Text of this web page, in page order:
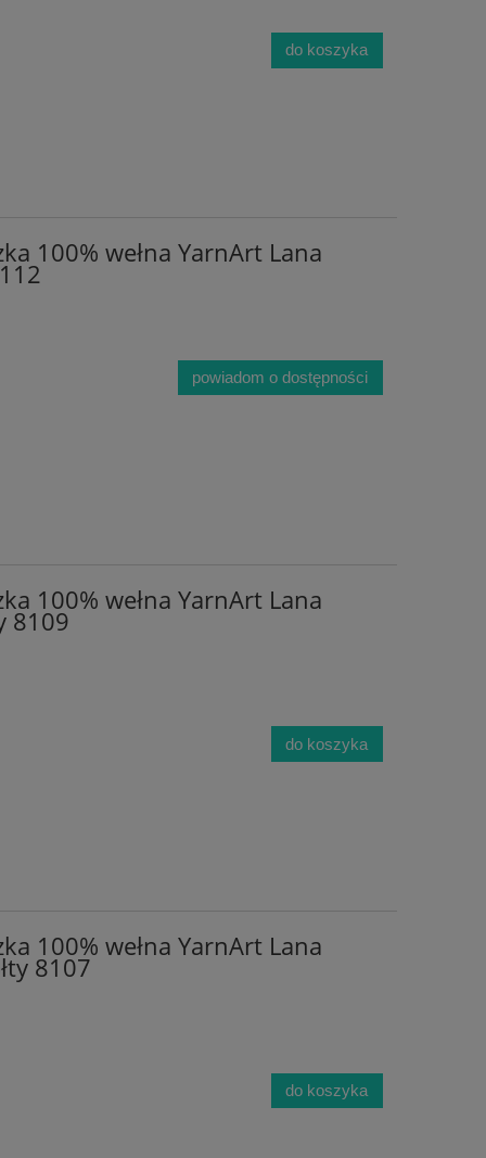
do koszyka
100% wełna YarnArt Lana
powiadom o dostępności
100% wełna YarnArt Lana
8109
do koszyka
100% wełna YarnArt Lana
8107
do koszyka